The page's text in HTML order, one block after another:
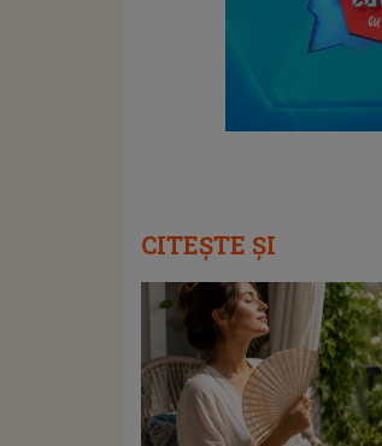
CITEȘTE ȘI